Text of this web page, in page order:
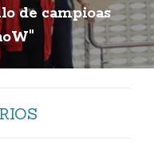
de campioas